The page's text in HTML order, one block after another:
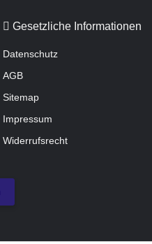
Gesetzliche Informationen
Datenschutz
AGB
Sitemap
Impressum
Widerrufsrecht